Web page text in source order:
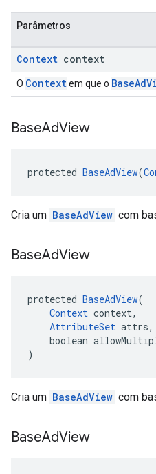
Parâmetros
Context context
O Contextem que o
BaseAdView
protected BaseAdView(
Cria um BaseAdView com
BaseAdView
protected BaseAdView(
Context context,
AttributeSet attrs,
boolean
)
Cria um BaseAdView com
BaseAdView